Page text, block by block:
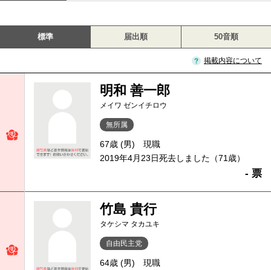
標準 届出順 50音順
掲載内容について
明和 善一郎
メイワ ゼンイチロウ
無所属
67歳 (男)
現職
2019年4月23日死去しました（71歳）
- 票
竹島 貴行
タケシマ タカユキ
自由民主党
64歳 (男) 現職